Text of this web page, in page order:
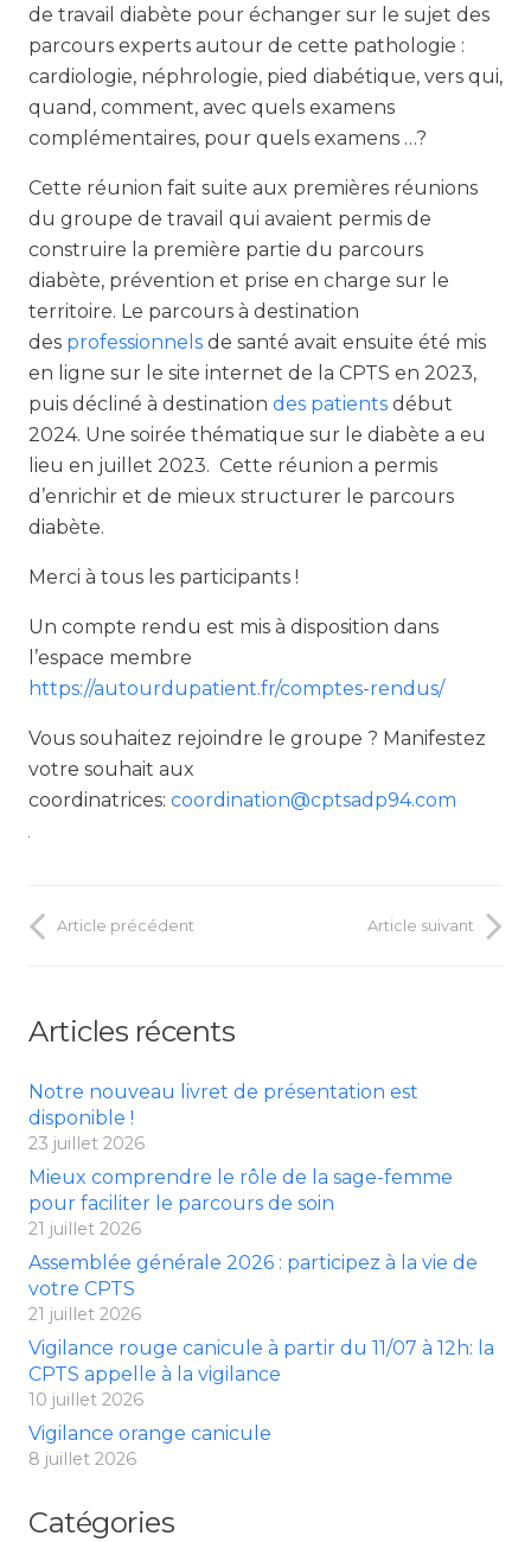
de travail diabète pour échanger sur le sujet des
parcours experts autour de cette pathologie :
cardiologie, néphrologie, pied diabétique, vers qui,
quand, comment, avec quels examens
complémentaires, pour quels examens …?
Cette réunion fait suite aux premières réunions
du groupe de travail qui avaient permis de
construire la première partie du parcours
diabète, prévention et prise en charge sur le
territoire. Le parcours à destination
des professionnels de santé avait ensuite été mis
en ligne sur le site internet de la CPTS en 2023,
puis décliné à destination des patients début
2024. Une soirée thématique sur le diabète a eu
lieu en juillet 2023. Cette réunion a permis
d’enrichir et de mieux structurer le parcours
diabète.
Merci à tous les participants !
Un compte rendu est mis à disposition dans
l’espace membre
https://autourdupatient.fr/comptes-rendus/
Vous souhaitez rejoindre le groupe ? Manifestez
votre souhait aux
coordinatrices: coordination@cptsadp94.com
Article précédent Article suivant
Articles récents
Notre nouveau livret de présentation est
disponible !
23 juillet 2026
Mieux comprendre le rôle de la sage-femme
pour faciliter le parcours de soin
21 juillet 2026
Assemblée générale 2026 : participez à la vie de
votre CPTS
21 juillet 2026
Vigilance rouge canicule à partir du 11/07 à 12h: la
CPTS appelle à la vigilance
10 juillet 2026
Vigilance orange canicule
8 juillet 2026
Catégories